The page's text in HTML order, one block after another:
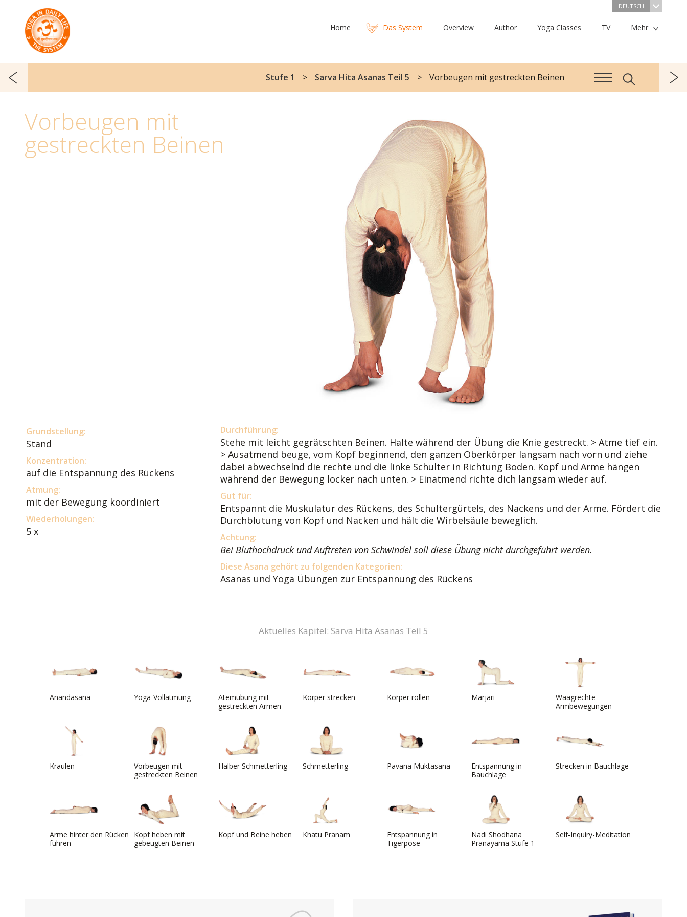
DEUTSCH
Home Das System Overview Author Yoga Classes TV Mehr
Stufe 1 Sarva Hita Asanas Teil 5 Vorbeugen mit gestreckten Beinen
Vorbeugen mit
gestreckten Beinen
Grundstellung:
Stand
Konzentration:
auf die Entspannung des Rückens
Atmung:
mit der Bewegung koordiniert
Wiederholungen:
5 x
Durchführung:
Stehe mit leicht gegrätschten Beinen. Halte während der Übung die Knie gestreckt. > Atme tief ein.
> Ausatmend beuge, vom Kopf beginnend, den ganzen Oberkörper langsam nach vorn und ziehe
dabei abwechselnd die rechte und die linke Schulter in Richtung Boden. Kopf und Arme hängen
während der Bewegung locker nach unten. > Einatmend richte dich langsam wieder auf.
Gut für:
Entspannt die Muskulatur des Rückens, des Schultergürtels, des Nackens und der Arme. Fördert die
Durchblutung von Kopf und Nacken und hält die Wirbelsäule beweglich.
Achtung:
Bei Bluthochdruck und Auftreten von Schwindel soll diese Übung nicht durchgeführt werden.
Diese Asana gehört zu folgenden Kategorien:
Asanas und Yoga Übungen zur Entspannung des Rückens
Aktuelles Kapitel: Sarva Hita Asanas Teil 5
Anandasana Yoga-Vollatmung
Atemübung mit
gestreckten Armen
Körper strecken Körper rollen Marjari
Waagrechte
Armbewegungen
Kraulen
Vorbeugen mit
gestreckten Beinen
Halber Schmetterling Schmetterling Pavana Muktasana
Entspannung in
Bauchlage
Strecken in Bauchlage
Arme hinter den Rücken
führen
Kopf heben mit
gebeugten Beinen
Kopf und Beine heben Khatu Pranam
Entspannung in
Tigerpose
Nadi Shodhana
Pranayama Stufe 1
Self-Inquiry-Meditation